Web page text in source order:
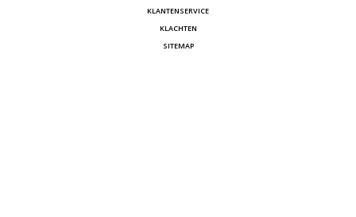
KLANTENSERVICE
KLACHTEN
SITEMAP